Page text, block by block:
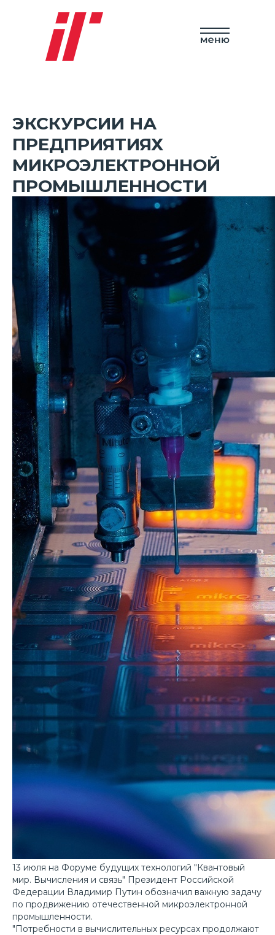
ЭКСКУРСИИ НА
ПРЕДПРИЯТИЯХ
МИКРОЭЛЕКТРОННОЙ
ПРОМЫШЛЕННОСТИ
13 июля на Форуме будущих технологий "Квантовый
мир. Вычисления и связь" Президент Российской
Федерации Владимир Путин обозначил важную задачу
по продвижению отечественной микроэлектронной
промышленности.
"Потребности в вычислительных ресурсах продолжают